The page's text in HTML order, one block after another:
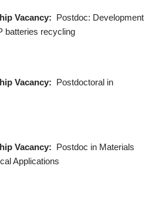
Vacancy: Postdoc: Development
batteries recycling
Vacancy: Postdoctoral in
Vacancy: Postdoc in Materials
Applications